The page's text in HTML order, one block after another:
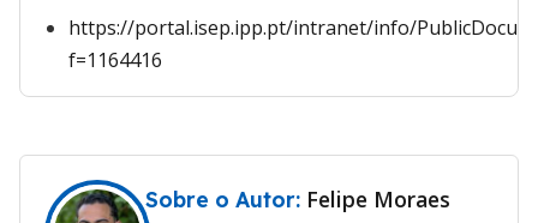
https://portal.isep.ipp.pt/intranet/info/
f=1164416
Sobre o Autor: Felipe Moraes